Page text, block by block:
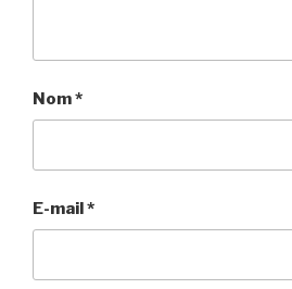
Nom*
E-mail*